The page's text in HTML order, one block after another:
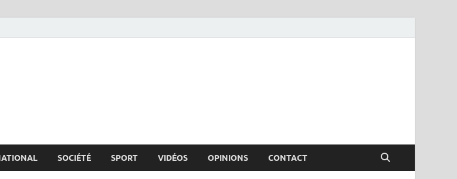
SOCIÉTÉ SPORT VIDÉOS OPINIONS CONTACT